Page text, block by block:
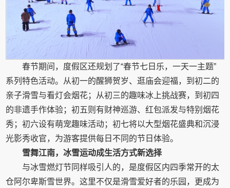
春节期间，度假区还规划了“春节七日乐，一天一主题”
系列特色活动。从初一的醒狮贺岁、逛庙会迎福，到初二的
亲子滑雪与看灯会烟花；从初三的趣味冰上挑战赛，到初四
的非遗手作体验；初五则有财神巡游、红包派发与特别烟花
秀；初六设有萌宠趣味活动；初七将以大型烟花盛典和沉浸
光影秀收官，为游客提供每日不同的节日体验。
雪舞江南，冰雪运动成生活方式新选择
与冰雪燃灯节同样吸引人的，是度假区内四季常开的太
仓阿尔卑斯雪世界。这里不仅是滑雪爱好者的乐园，更成为